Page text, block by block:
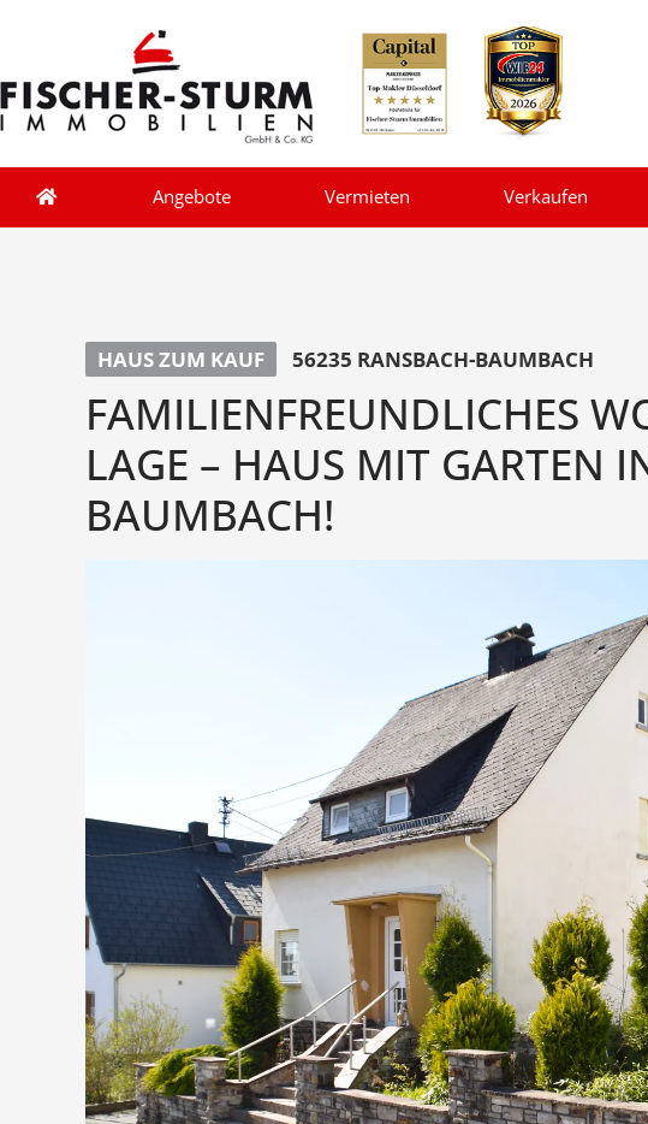
Angebote Vermieten Verkaufen
HAUS ZUM KAUF 56235 RANSBACH-BAUMBACH
FAMILIENFREUNDLICHES
LAGE – HAUS MIT GARTEN
BAUMBACH!